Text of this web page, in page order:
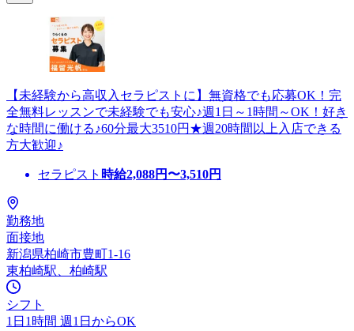
【未経験から高収入セラピストに】無資格でも応募OK！完
全無料レッスンで未経験でも安心♪週1日～1時間～OK！好き
な時間に働ける♪60分最大3510円★週20時間以上入店できる
方大歓迎♪
セラピスト 時給2,088円〜3,510円
勤務地
面接地
新潟県柏崎市豊町1-16
東柏崎駅、柏崎駅
シフト
1日1時間 週1日からOK